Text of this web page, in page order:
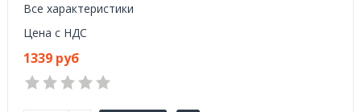
Все характеристики
Цена с НДС
1339 руб